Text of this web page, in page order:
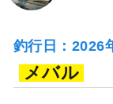
釣行日：2026
メバル